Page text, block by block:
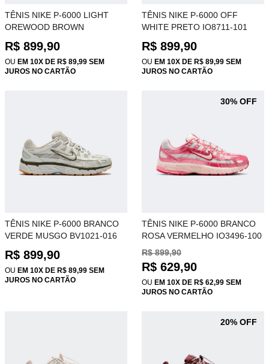
TÊNIS NIKE P-6000 LIGHT
OREWOOD BROWN
PHANTOM CD6404-106
R$ 899,90
OU EM 10X DE R$ 89,99 SEM
JUROS NO CARTÃO
TÊNIS NIKE P-6000 OFF
WHITE PRETO IO8711-101
R$ 899,90
OU EM 10X DE R$ 89,99 SEM
JUROS NO CARTÃO
TÊNIS NIKE P-6000 BRANCO
VERDE MUSGO BV1021-016
R$ 899,90
OU EM 10X DE R$ 89,99 SEM
JUROS NO CARTÃO
TÊNIS NIKE P-6000 BRANCO
ROSA VERMELHO IO3496-100
R$ 899,90
R$ 629,90
OU EM 10X DE R$ 62,99 SEM
JUROS NO CARTÃO
30% OFF
20% OFF